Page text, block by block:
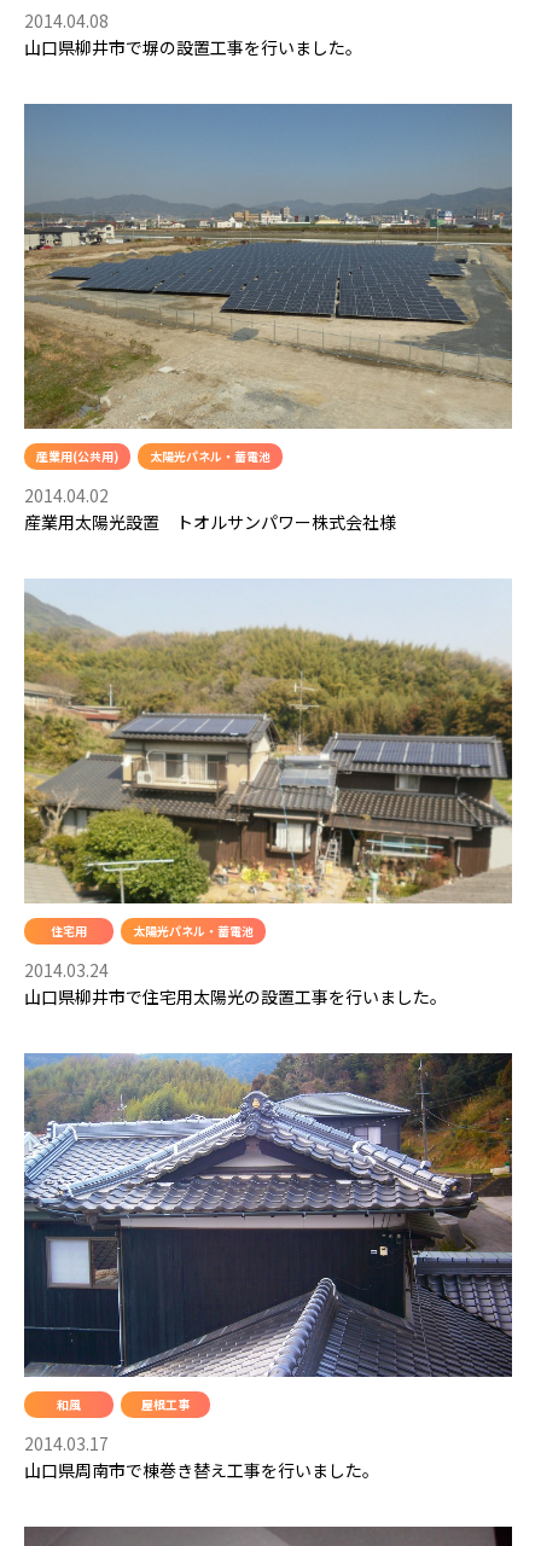
2014.04.08
山口県柳井市で塀の設置工事を行いました。
産業用(公共用) 太陽光パネル・蓄電池
2014.04.02
産業用太陽光設置 トオルサンパワー株式会社様
住宅用 太陽光パネル・蓄電池
2014.03.24
山口県柳井市で住宅用太陽光の設置工事を行いました。
和風 屋根工事
2014.03.17
山口県周南市で棟巻き替え工事を行いました。